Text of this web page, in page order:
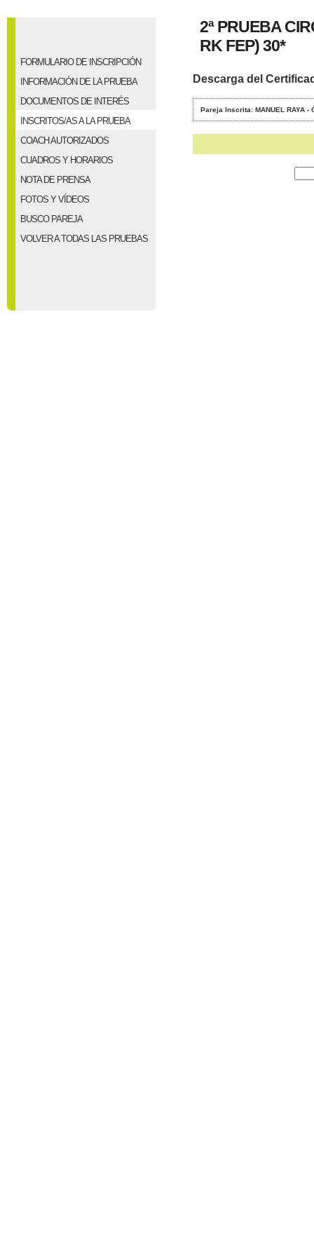
FORMULARIO DE INSCRIPCIÓN
INFORMACIÓN DE LA PRUEBA
DOCUMENTOS DE INTERÉS
INSCRITOS/AS A LA PRUEBA
COACH AUTORIZADOS
CUADROS Y HORARIOS
NOTA DE PRENSA
FOTOS Y VÍDEOS
BUSCO PAREJA
VOLVER A TODAS LAS PRUEBAS
2ª PRUEBA
RK FEP) 30*
Descarga del
Pareja Inscrita: MANUEL RAYA -